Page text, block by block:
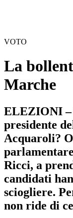
VOTO
La
Marche
ELEZIONI
presidente
Acquaroli?
Ricci, a
candidati
sciogliere.
non ride di